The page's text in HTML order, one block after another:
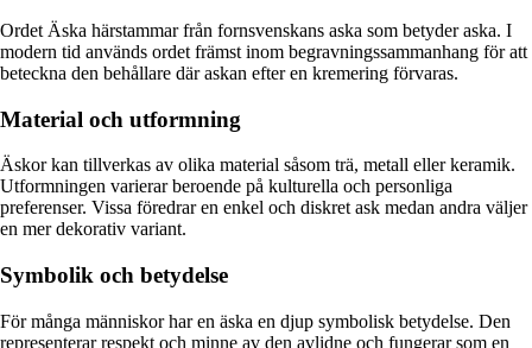
Ordet Äska härstammar från fornsvenskans aska som betyder aska. I
modern tid används ordet främst inom begravningssammanhang för att
beteckna den behållare där askan efter en kremering förvaras.
Material och utformning
Äskor kan tillverkas av olika material såsom trä, metall eller keramik.
Utformningen varierar beroende på kulturella och personliga
preferenser. Vissa föredrar en enkel och diskret ask medan andra väljer
en mer dekorativ variant.
Symbolik och betydelse
För många människor har en äska en djup symbolisk betydelse. Den
representerar respekt och minne av den avlidne och fungerar som en